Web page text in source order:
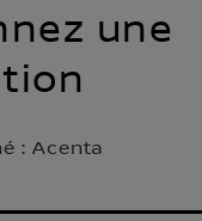
une
: Acenta